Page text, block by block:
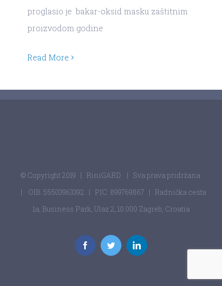
proglasio je bakar-oksid masku zaštitnim
proizvodom godine
Read More
© Copyright 2019 | RiniGARD
| Sva prava pridržana
| OIB: 55503963392 | PIC: 899769867 | Radnička cesta
1a, Business Park, Ulaz 2, 10 000 Zagreb, Croatia
FacebookTwitter LinkedIn